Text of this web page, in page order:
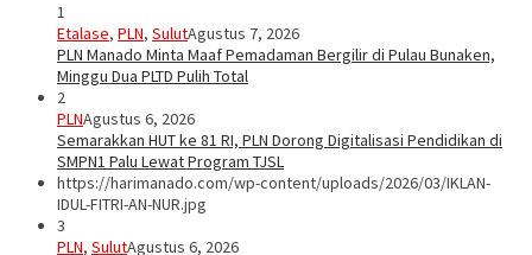
1
Etalase, PLN, SulutAgustus 7, 2026
PLN Manado Minta Maaf Pemadaman Bergilir di Pulau Bunaken,
Minggu Dua PLTD Pulih Total
2
PLNAgustus 6, 2026
Semarakkan HUT ke 81 RI, PLN Dorong Digitalisasi Pendidikan di
SMPN1 Palu Lewat Program TJSL
https://harimanado.com/wp-content/uploads/2026/03/IKLAN-
IDUL-FITRI-AN-NUR.jpg
3
PLN, SulutAgustus 6, 2026